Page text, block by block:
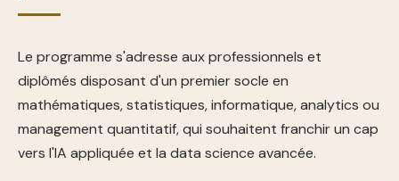
Le programme s'adresse aux professionnels et
diplômés disposant d'un premier socle en
mathématiques, statistiques, informatique, analytics ou
management quantitatif, qui souhaitent franchir un cap
vers l'IA appliquée et la data science avancée.